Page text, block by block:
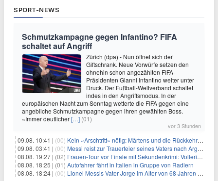
SPORT-NEWS
Schmutzkampagne gegen Infantino? FIFA
schaltet auf Angriff
Zürich (dpa) - Nun öffnet sich der
Giftschrank. Neue Vorwürfe setzen den
ohnehin schon angezählten FIFA-
Präsidenten Gianni Infantino weiter unter
Druck. Der Fußball-Weltverband schaltet
indes in den Angriffsmodus. In der
europäischen Nacht zum Sonntag wetterte die FIFA gegen eine
angebliche Schmutzkampagne gegen ihren gewählten Boss.
«Immer deutlicher[…] (01)
vor 3 Stunden
09.08. 10:41 | (00) Kein «Arschtritt» nötig: Märtens und die Rückkehr nach Paris
09.08. 03:41 | (00) Messi reist zur Trauerfeier seines Vaters nach Argentinien
08.08. 19:27 | (02) Frauen-Tour vor Finale mit Sekundenkrimi: Vollering in Gelb
08.08. 18:25 | (01) Autofahrer fährt in Italien in Gruppe von Radlern
08.08. 18:24 | (00) Lionel Messis Vater Jorge im Alter von 68 Jahren gestorben